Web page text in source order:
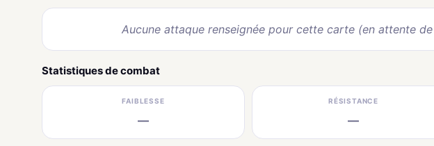
Aucune attaque renseignée pour cette carte (en attente
Statistiques de combat
FAIBLESSE
—
RÉSISTANCE
—